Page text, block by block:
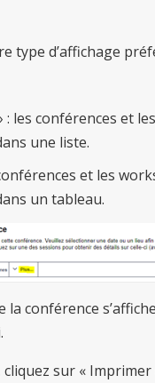
type d’affichage
: les conférences et
une liste.
et les
un tableau.
la conférence
cliquez sur «